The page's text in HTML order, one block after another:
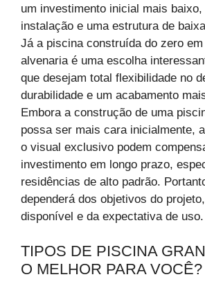
um investimento inicial mais
instalação e uma estrutura de
Já a piscina construída do zero
alvenaria é uma escolha
que desejam total flexibilidade no
durabilidade e um acabamento
Embora a construção de uma
possa ser mais cara inicialmente,
o visual exclusivo podem
investimento em longo prazo,
residências de alto padrão.
dependerá dos objetivos do
disponível e da expectativa de uso.
TIPOS DE PISCINA
O MELHOR PARA VOCÊ?